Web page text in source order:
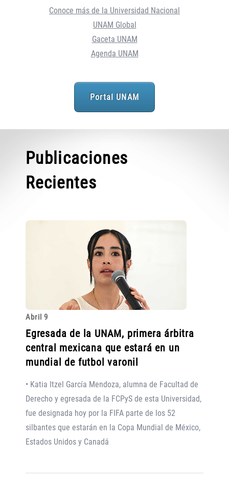
Conoce más de la Universidad Nacional
UNAM Global
Gaceta UNAM
Agenda UNAM
Portal UNAM
Publicaciones
Recientes
Abril 9
Egresada de la UNAM, primera árbitra
central mexicana que estará en un
mundial de futbol varonil
• Katia Itzel García Mendoza, alumna de Facultad de
Derecho y egresada de la FCPyS de esta Universidad,
fue designada hoy por la FIFA parte de los 52
silbantes que estarán en la Copa Mundial de México,
Estados Unidos y Canadá